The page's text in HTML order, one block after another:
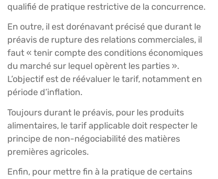
qualifié de pratique restrictive de la concurrence.
En outre, il est dorénavant précisé que durant le
préavis de rupture des relations commerciales, il
faut « tenir compte des conditions économiques
du marché sur lequel opèrent les parties ».
L’objectif est de réévaluer le tarif, notamment en
période d’inflation.
Toujours durant le préavis, pour les produits
alimentaires, le tarif applicable doit respecter le
principe de non-négociabilité des matières
premières agricoles.
Enfin, pour mettre fin à la pratique de certains